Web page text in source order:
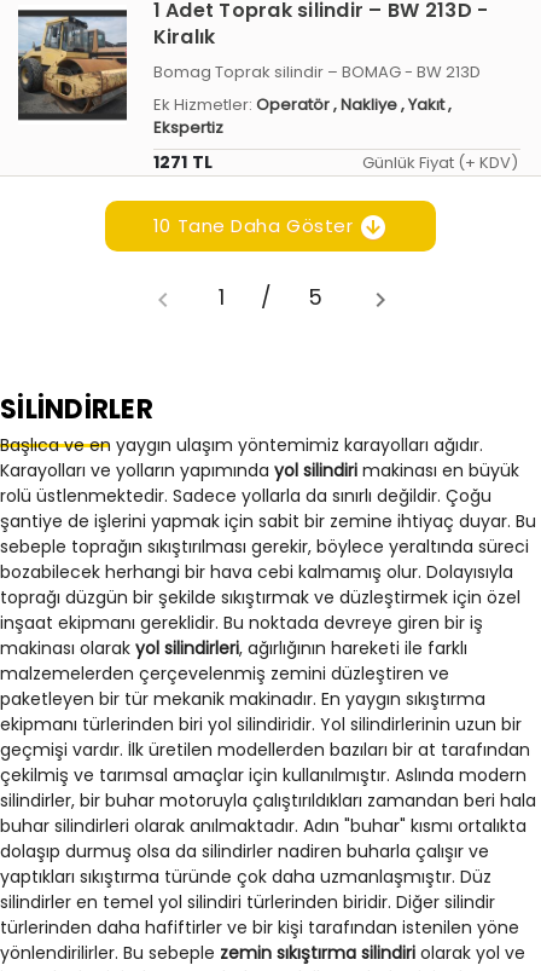
1 Adet Toprak silindir – BW 213D -
Kiralık
Bomag Toprak silindir – BOMAG - BW 213D
Ek Hizmetler: Operatör, Nakliye, Yakıt,
Ekspertiz
1271 TL Günlük Fiyat (+ KDV)
10 Tane Daha Göster
1 / 5
SİLİNDİRLER
Başlıca ve en yaygın ulaşım yöntemimiz karayolları ağıdır.
Karayolları ve yolların yapımında yol silindiri makinası en büyük
rolü üstlenmektedir. Sadece yollarla da sınırlı değildir. Çoğu
şantiye de işlerini yapmak için sabit bir zemine ihtiyaç duyar. Bu
sebeple toprağın sıkıştırılması gerekir, böylece yeraltında süreci
bozabilecek herhangi bir hava cebi kalmamış olur. Dolayısıyla
toprağı düzgün bir şekilde sıkıştırmak ve düzleştirmek için özel
inşaat ekipmanı gereklidir. Bu noktada devreye giren bir iş
makinası olarak yol silindirleri, ağırlığının hareketi ile farklı
malzemelerden çerçevelenmiş zemini düzleştiren ve
paketleyen bir tür mekanik makinadır. En yaygın sıkıştırma
ekipmanı türlerinden biri yol silindiridir. Yol silindirlerinin uzun bir
geçmişi vardır. İlk üretilen modellerden bazıları bir at tarafından
çekilmiş ve tarımsal amaçlar için kullanılmıştır. Aslında modern
silindirler, bir buhar motoruyla çalıştırıldıkları zamandan beri hala
buhar silindirleri olarak anılmaktadır. Adın "buhar" kısmı ortalıkta
dolaşıp durmuş olsa da silindirler nadiren buharla çalışır ve
yaptıkları sıkıştırma türünde çok daha uzmanlaşmıştır. Düz
silindirler en temel yol silindiri türlerinden biridir. Diğer silindir
türlerinden daha hafiftirler ve bir kişi tarafından istenilen yöne
yönlendirilirler. Bu sebeple zemin sıkıştırma silindiri olarak yol ve